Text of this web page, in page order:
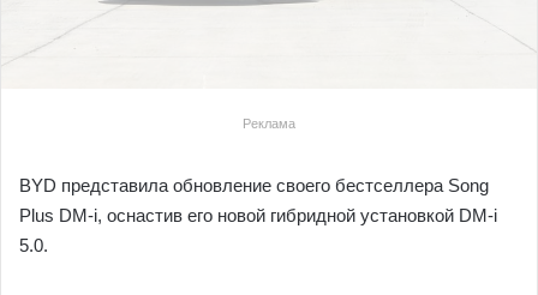
Реклама
BYD представила обновление своего бестселлера Song
Plus DM-i, оснастив его новой гибридной установкой DM-i
5.0.